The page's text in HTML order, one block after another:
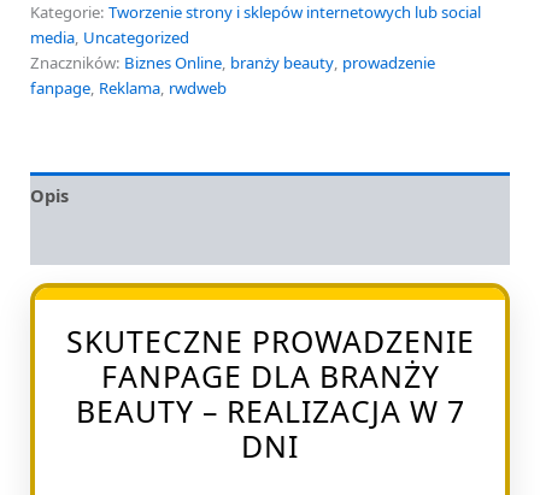
Kategorie: Tworzenie strony i sklepów internetowych lub social
media, Uncategorized
Znaczników: Biznes Online, branży beauty, prowadzenie
fanpage, Reklama, rwdweb
Opis
SKUTECZNE PROWADZENIE
FANPAGE DLA BRANŻY
BEAUTY – REALIZACJA W 7
DNI